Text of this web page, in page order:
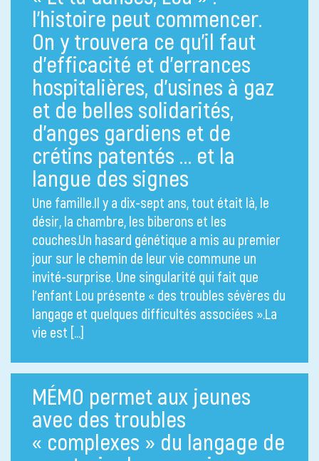
l’histoire peut commencer.
On y trouvera ce qu’il faut
d’efficacité et d’errances
hospitalières, d’usines à gaz
et de belles solidarités,
d’anges gardiens et de
crétins patentés … et la
langue des signes
Une famille.Il y a dix-sept ans, tout était là, le
désir, la chambre, les biberons et les
couches.Un hasard génétique a mis au premier
jour sur le chemin de leur vie commune un
invité-surprise. Une singularité qui fait que
l’enfant Lou présente « des troubles sévères du
langage et quelques difficultés associées ».La
vie est […]
MÉMO permet aux jeunes
avec des troubles
« complexes » du langage de